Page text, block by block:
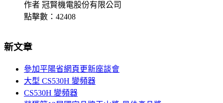
作者 冠賢機電股份有限公司
點擊數：42408
新文章
參加平陽省網頁更新座談會
大型 CS530H 變頻器
CS530H 變頻器